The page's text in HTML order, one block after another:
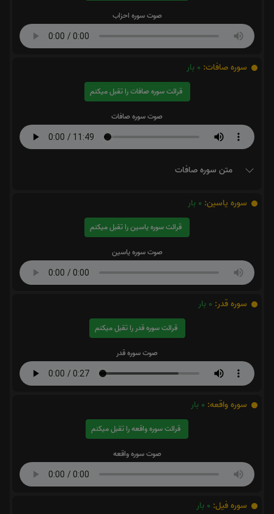
صوت سوره احزاب
سوره صافات: 0 بار
قرائت سوره صافات را تقبل میکنم
صوت سوره صافات
متن سوره صافات
سوره یاسین: 0 بار
قرائت سوره یاسین را تقبل میکنم
صوت سوره یاسین
سوره قدر: 0 بار
قرائت سوره قدر را تقبل میکنم
صوت سوره قدر
سوره واقعه: 0 بار
قرائت سوره واقعه را تقبل میکنم
صوت سوره واقعه
سوره فیل: 0 بار